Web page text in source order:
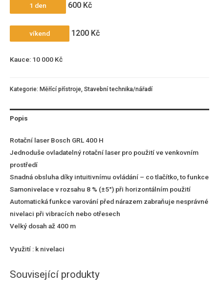
1 den 600 Kč
víkend 1200 Kč
Kauce: 10 000 Kč
Kategorie: Měřící přístroje, Stavební technika/nářadí
Popis
Rotační laser Bosch GRL 400 H
Jednoduše ovladatelný rotační laser pro použití ve venkovním
prostředí
Snadná obsluha díky intuitivnímu ovládání – co tlačítko, to funkce
Samonivelace v rozsahu 8 % (±5°) při horizontálním použití
Automatická funkce varování před nárazem zabraňuje nesprávné
nivelaci při vibracích nebo otřesech
Velký dosah až 400 m
Využití : k nivelaci
Související produkty